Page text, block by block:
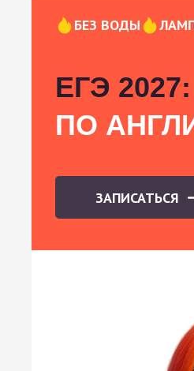
БЕЗ ВОДЫ
ЕГЭ 2027:
ПО
ЗАПИСАТЬСЯ